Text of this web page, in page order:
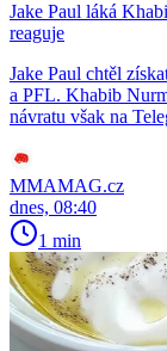
Jake Paul láká
reaguje
Jake Paul chtěl
a PFL. Khabib
návratu však na
MMAMAG.cz
dnes, 08:40
1 min